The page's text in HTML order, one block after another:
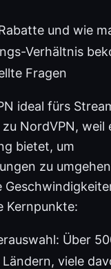
und wie
Verhältnis
Fragen
ideal fürs
NordVPN, weil
bietet, um
zu
Kernpunkte:
Über
viele